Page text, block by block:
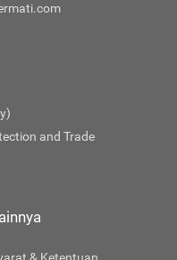
and Trade